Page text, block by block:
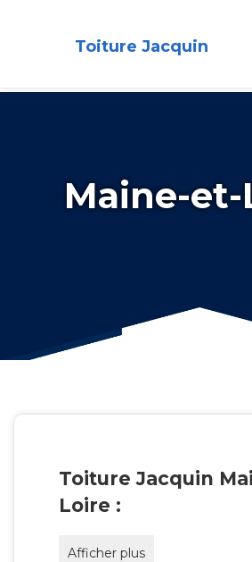
Toiture Jacquin
Maine-
Toiture Jacquin
Loire :
Afficher plus